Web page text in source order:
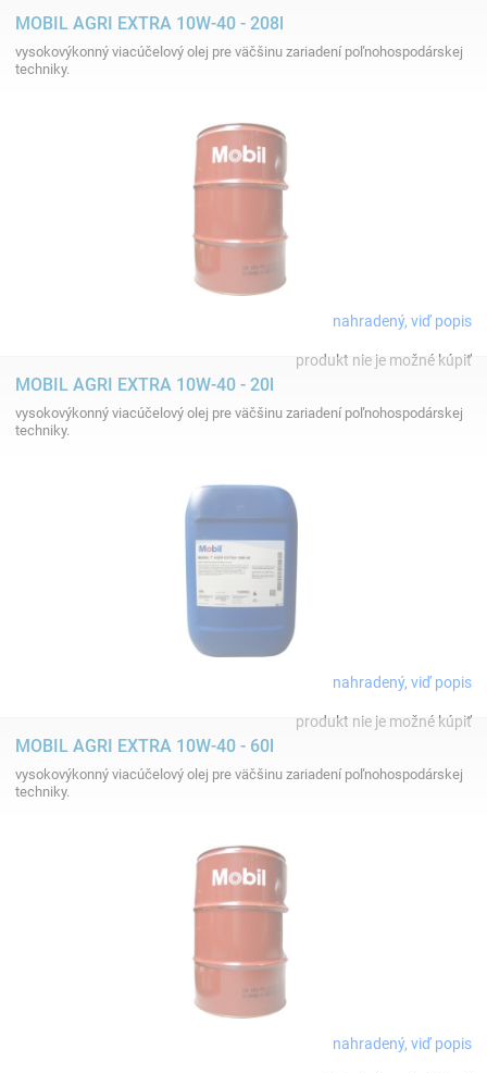
MOBIL AGRI EXTRA 10W-40 - 208l
vysokovýkonný viacúčelový olej pre väčšinu zariadení poľnohospodárskej
techniky.
nahradený, viď popis
produkt nie je možné kúpiť
MOBIL AGRI EXTRA 10W-40 - 20l
vysokovýkonný viacúčelový olej pre väčšinu zariadení poľnohospodárskej
techniky.
nahradený, viď popis
produkt nie je možné kúpiť
MOBIL AGRI EXTRA 10W-40 - 60l
vysokovýkonný viacúčelový olej pre väčšinu zariadení poľnohospodárskej
techniky.
nahradený, viď popis